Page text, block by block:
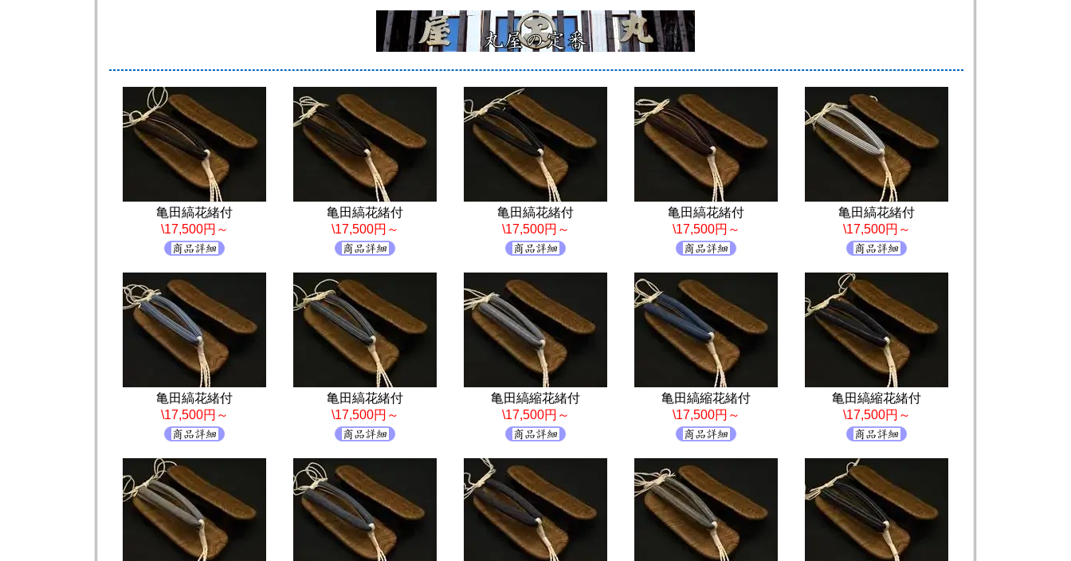
亀田縞花緒付
\17,500円～
亀田縞花緒付
\17,500円～
亀田縞花緒付
\17,500円～
亀田縞花緒付
\17,500円～
亀田縞花緒付
\17,500円～
亀田縞花緒付
\17,500円～
亀田縞花緒付
\17,500円～
亀田縞縮花緒付
\17,500円～
亀田縞縮花緒付
\17,500円～
亀田縞縮花緒付
\17,500円～